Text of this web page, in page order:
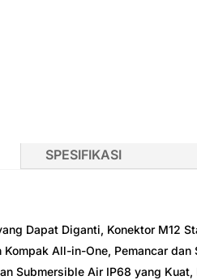
SPESIFIKASI
Dapat Diganti, Konektor M12
Kompak All-in-One, Pemancar dan
Submersible Air IP68 yang